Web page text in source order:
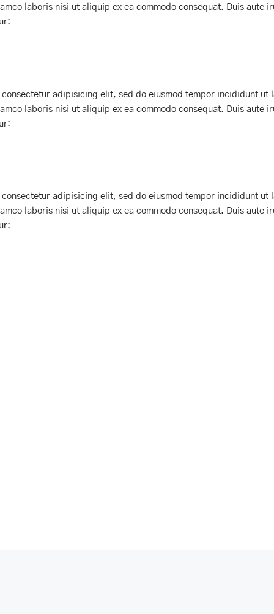
laboris nisi ut aliquip ex ea commodo consequat. Duis aute
consectetur adipisicing elit, sed do eiusmod tempor incididunt
laboris nisi ut aliquip ex ea commodo consequat. Duis aute
adipisicing elit, sed do eiusmod tempor incididunt ut
laboris nisi ut aliquip ex ea commodo consequat. Duis aute